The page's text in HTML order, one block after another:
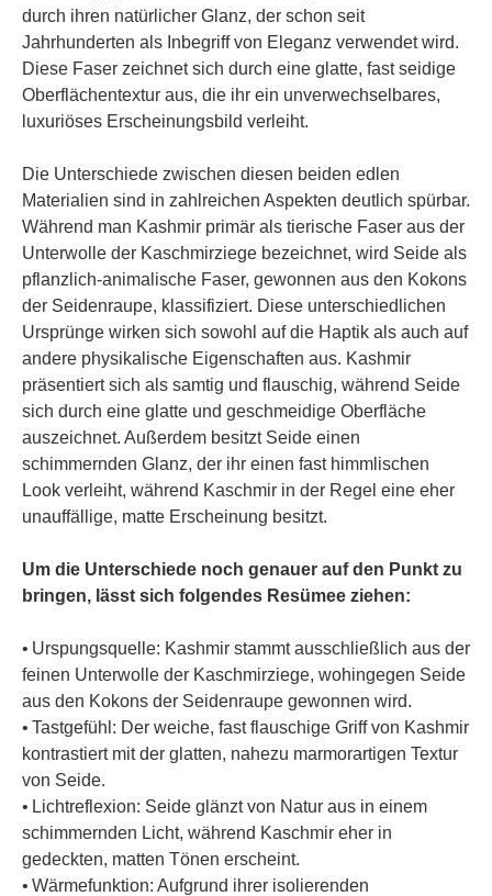
durch ihren natürlicher Glanz, der schon seit
Jahrhunderten als Inbegriff von Eleganz verwendet wird.
Diese Faser zeichnet sich durch eine glatte, fast seidige
Oberflächentextur aus, die ihr ein unverwechselbares,
luxuriöses Erscheinungsbild verleiht.
Die Unterschiede zwischen diesen beiden edlen
Materialien sind in zahlreichen Aspekten deutlich spürbar.
Während man Kashmir primär als tierische Faser aus der
Unterwolle der Kaschmirziege bezeichnet, wird Seide als
pflanzlich-animalische Faser, gewonnen aus den Kokons
der Seidenraupe, klassifiziert. Diese unterschiedlichen
Ursprünge wirken sich sowohl auf die Haptik als auch auf
andere physikalische Eigenschaften aus. Kashmir
präsentiert sich als samtig und flauschig, während Seide
sich durch eine glatte und geschmeidige Oberfläche
auszeichnet. Außerdem besitzt Seide einen
schimmernden Glanz, der ihr einen fast himmlischen
Look verleiht, während Kaschmir in der Regel eine eher
unauffällige, matte Erscheinung besitzt.
Um die Unterschiede noch genauer auf den Punkt zu
bringen, lässt sich folgendes Resümee ziehen:
• Urspungsquelle: Kashmir stammt ausschließlich aus der
feinen Unterwolle der Kaschmirziege, wohingegen Seide
aus den Kokons der Seidenraupe gewonnen wird.
• Tastgefühl: Der weiche, fast flauschige Griff von Kashmir
kontrastiert mit der glatten, nahezu marmorartigen Textur
von Seide.
• Lichtreflexion: Seide glänzt von Natur aus in einem
schimmernden Licht, während Kaschmir eher in
gedeckten, matten Tönen erscheint.
• Wärmefunktion: Aufgrund ihrer isolierenden